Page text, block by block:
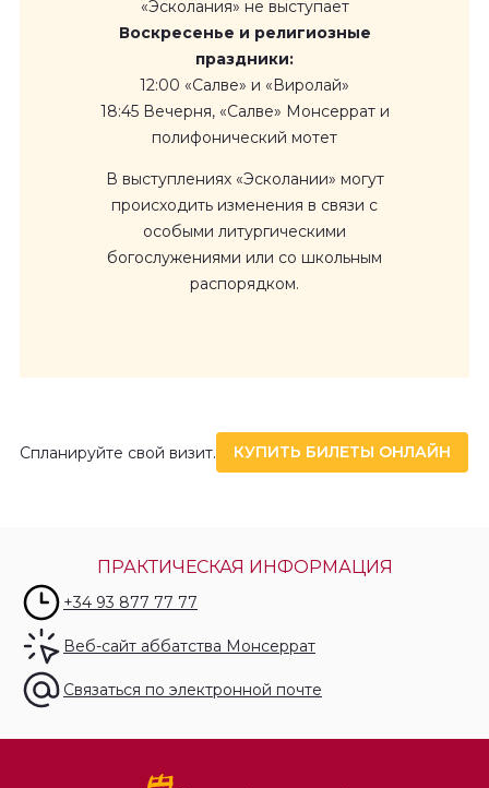
«Эсколания» не выступает
Воскресенье и религиозные
праздники:
12:00 «Салве» и «Виролай»
18:45 Вечерня, «Салве» Монсеррат и
полифонический мотет
В выступлениях «Эсколании» могут
происходить изменения в связи с
особыми литургическими
богослужениями или со школьным
распорядком.
Спланируйте свой визит. КУПИТЬ БИЛЕТЫ ОНЛАЙН
ПРАКТИЧЕСКАЯ ИНФОРМАЦИЯ
+34 93 877 77 77
Веб-сайт аббатства Монсеррат
Связаться по электронной почте